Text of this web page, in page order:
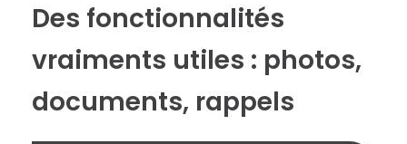
Des fonctionnalités
vraiments utiles : photos,
documents, rappels